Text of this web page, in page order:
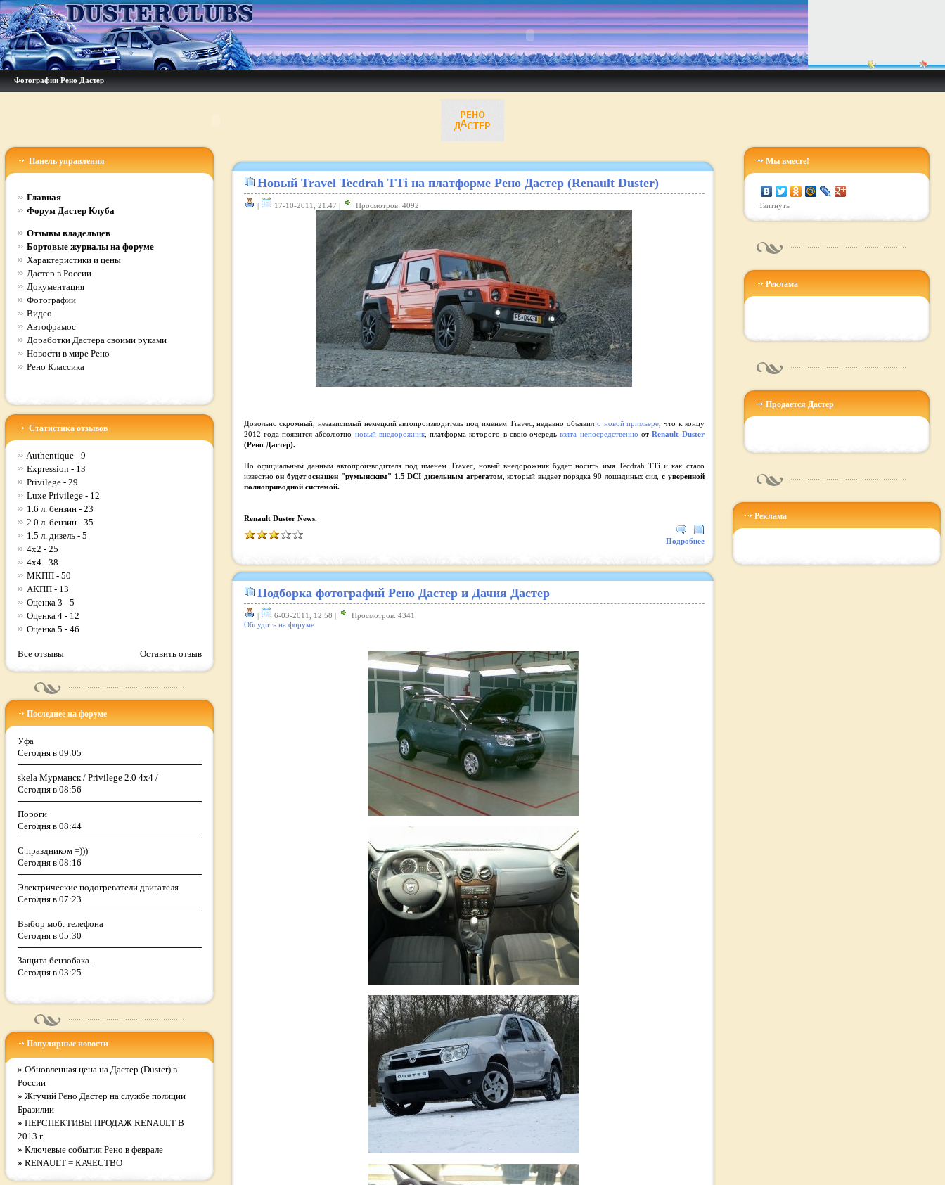
Фотографии Рено Дастер
Панель управления
Главная
Форум Дастер Клуба
Отзывы владельцев
Бортовые журналы на форуме
Характеристики и цены
Дастер в России
Документация
Фотографии
Видео
Автофрамос
Доработки Дастера своими руками
Новости в мире Рено
Рено Классика
Статистика отзывов
Authentique - 9
Expression - 13
Privilege - 29
Luxe Privilege - 12
1.6 л. бензин - 23
2.0 л. бензин - 35
1.5 л. дизель - 5
4x2 - 25
4x4 - 38
МКПП - 50
АКПП - 13
Оценка 3 - 5
Оценка 4 - 12
Оценка 5 - 46
Все отзывы Оставить отзыв
Последнее на форуме
Уфа
Сегодня в 09:05
skela Мурманск / Privilege 2.0 4x4 /
Сегодня в 08:56
Пороги
Сегодня в 08:44
С праздником =)))
Сегодня в 08:16
Электрические подогреватели двигателя
Сегодня в 07:23
Выбор моб. телефона
Сегодня в 05:30
Защита бензобака.
Сегодня в 03:25
Популярные новости
» Обновленная цена на Дастер (Duster) в
России
» Жгучий Рено Дастер на службе полиции
Бразилии
» ПЕРСПЕКТИВЫ ПРОДАЖ RENAULT В
2013 г.
» Ключевые события Рено в феврале
» RENAULT = КАЧЕСТВО
Новый Travel Tecdrah TTi на платформе Рено Дастер (Renault Duster)
| 17-10-2011, 21:47 | Просмотров: 4092
Довольно скромный, независимый немецкий автопроизводитель под именем Travec, недавно объявил о новой примьере , что к концу
2012 года появится абсолютно новый внедорожник, платформа которого в свою очередьвзята непосредственноотRenault Duster
(Рено Дастер).
По официальным данным автопроизводителя под именем Travec, новый внедорожник будет носить имя Tecdrah TTi и как стало
известно он будет оснащен "румынским" 1.5 DCI дизельным агрегатом , который выдает порядка 90 лошадиных сил, с уверенной
полноприводной системой.
Renault Duster News.
Подробнее
Подборка фотографий Рено Дастер и Дачия Дастер
| 6-03-2011, 12:58 | Просмотров: 4341
Обсудить на форуме
Мы вместе!
Твитнуть
Реклама
Продается Дастер
Реклама